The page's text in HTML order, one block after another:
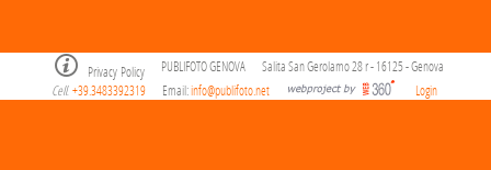
Privacy Policy PUBLIFOTO GENOVA
Salita San Gerolamo 28 r - 16125 - Genova
Cell. +39.3483392319 Email:info@publifoto.net Login